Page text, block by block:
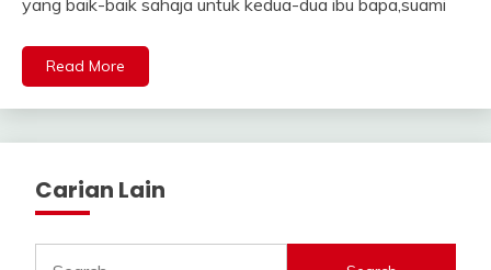
yang baik-baik sahaja untuk kedua-dua ibu bapa,suami
Read More
Carian Lain